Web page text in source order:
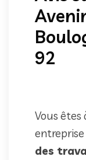
92
Vous êtes
des